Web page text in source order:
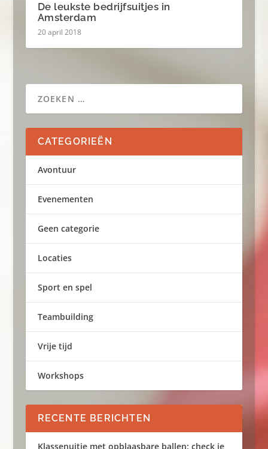
De leukste bedrijfsuitjes in
Amsterdam
20 april 2018
CATEGORIEËN
Avontuur
Evenementen
Geen categorie
Locaties
Sport en spel
Teambuilding
Vrije tijd
Workshops
RECENTE BERICHTEN
Klassenuitje met opblaasbare ballen: check je